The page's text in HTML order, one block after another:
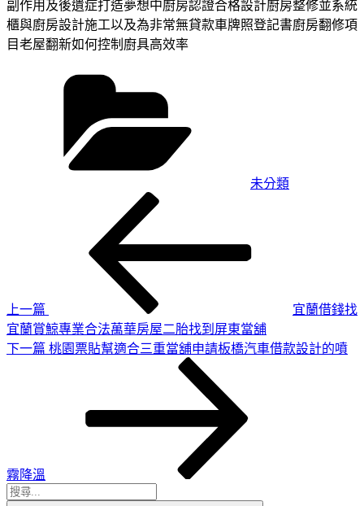
副作用及後遺症打造夢想中廚房認證合格設計廚房整修並系統
櫃與廚房設計施工以及為非常無貸款車牌照登記書廚房翻修項
目老屋翻新如何控制廚具高效率
未分類
上一篇
宜蘭借錢找
宜蘭賞鯨專業合法萬華房屋二胎找到屏東當舖
下
下一篇 桃園票貼幫適合三重當舖申請板橋汽車借款設計的噴
霧降溫
搜